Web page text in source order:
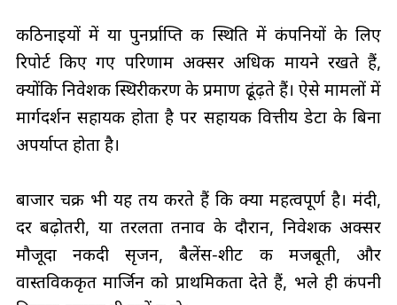
कठिनाइयों में या पुनर्प्राप्ति की स्थिति में कंपनियों के लिए
रिपोर्ट किए गए परिणाम अक्सर अधिक मायने रखते हैं,
क्योंकि निवेशक स्थिरीकरण के प्रमाण ढूंढ़ते हैं। ऐसे मामलों में
मार्गदर्शन सहायक होता है पर सहायक वित्तीय डेटा के बिना
अपर्याप्त होता है।
बाजार चक्र भी यह तय करते हैं कि क्या महत्वपूर्ण है। मंदी,
दर बढ़ोतरी, या तरलता तनाव के दौरान, निवेशक अक्सर
मौजूदा नकदी सृजन, बैलेंस‑शीट की मजबूती, और
वास्तविकीकृत मार्जिन को प्राथमिकता देते हैं, भले ही कंपनी